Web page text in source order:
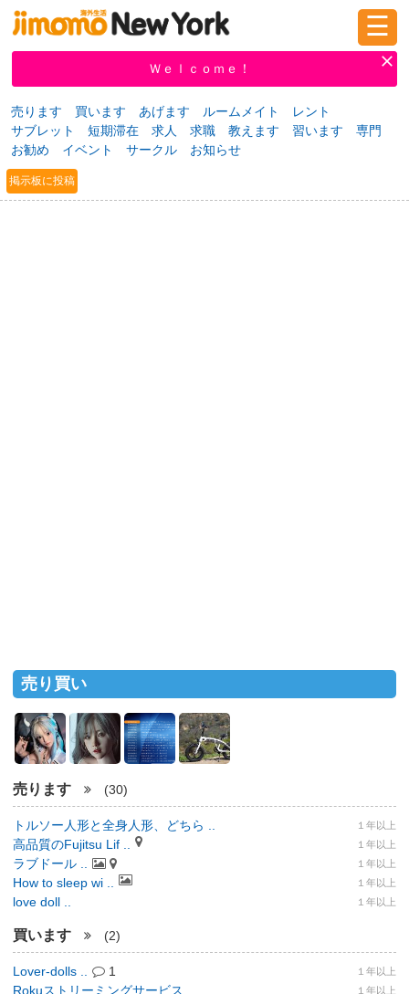
新規登録
掲示板 教えて！
☰
Ｗｅｌｃｏｍｅ！
売ります 買います あげます ルームメイト
レント
サブレット
短期滞在 求人 求職 教えます 習います
専門
お勧め
イベント サークル お知らせ
掲示板に投稿
売り買い
売ります (30)
トルソー人形と全身人形、どちら .. １年以上
高品質のFujitsu Lif .. １年以上
ラブドール .. １年以上
How to sleep wi .. １年以上
love doll .. １年以上
買います (2)
Lover-dolls .. 1 １年以上
Rokuストリーミングサービス .. １年以上